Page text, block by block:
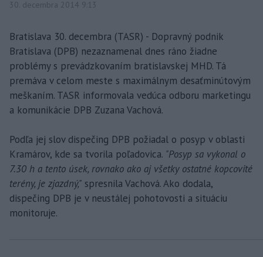
30. decembra 2014 9:13
Bratislava 30. decembra (TASR) - Dopravný podnik
Bratislava (DPB) nezaznamenal dnes ráno žiadne
problémy s prevádzkovaním bratislavskej MHD. Tá
premáva v celom meste s maximálnym desaťminútovým
meškaním. TASR informovala vedúca odboru marketingu
a komunikácie DPB Zuzana Vachová.
Podľa jej slov dispečing DPB požiadal o posyp v oblasti
Kramárov, kde sa tvorila poľadovica. "Posyp sa vykonal o
7.30 h a tento úsek, rovnako ako aj všetky ostatné kopcovité
terény, je zjazdný," spresnila Vachová. Ako dodala,
dispečing DPB je v neustálej pohotovosti a situáciu
monitoruje.